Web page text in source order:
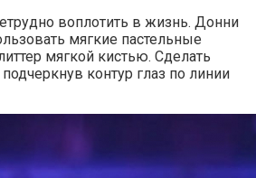
воплотить в жизнь. Донни
мягкие пастельные
мягкой кистью. Сделать
контур глаз по линии